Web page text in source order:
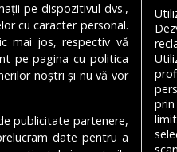
pe dispozitivul dvs.,
cu caracter personal.
mai jos, respectiv vă
pe pagina cu politica
noștri și nu vă vor
publicitate partenere,
date pentru a